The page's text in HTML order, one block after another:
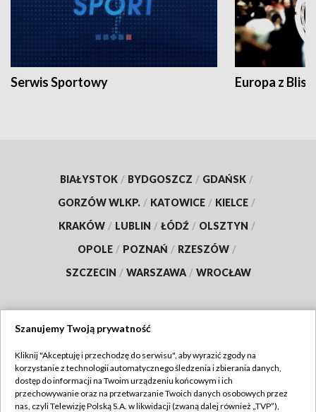
Serwis Sportowy Europa z
BIAŁYSTOK / BYDGOSZCZ / GDAŃSK /
GORZÓW WLKP. / KATOWICE / KIELCE /
KRAKÓW / LUBLIN / ŁÓDŹ / OLSZTYN /
OPOLE / POZNAŃ / RZESZÓW /
SZCZECIN / WARSZAWA / WROCŁAW
TVP
Abonament TVP
Regulamin TVP
Szanujemy Twoją prywatność
Kliknij "Akceptuję i przechodzę do serwisu", aby wyrazić zgody na
korzystanie z technologii automatycznego śledzenia i zbierania danych,
dostęp do informacji na Twoim urządzeniu końcowym i ich
przechowywanie oraz na przetwarzanie Twoich danych osobowych przez
nas, czyli Telewizję Polską S.A. w likwidacji (zwaną dalej również „TVP”),